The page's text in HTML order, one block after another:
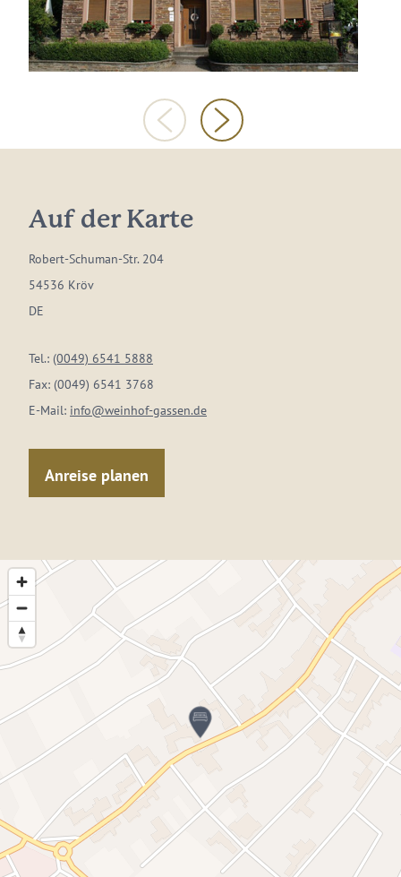
Auf der Karte
Robert-Schuman-Str. 204
54536 Kröv
DE
Tel.: (0049) 6541 5888
Fax: (0049) 6541 3768
E-Mail: info@weinhof-gassen.de
Anreise planen